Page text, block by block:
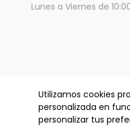
Lunes a Viernes de
Utilizamos cookies
personalizada en
personalizar tus